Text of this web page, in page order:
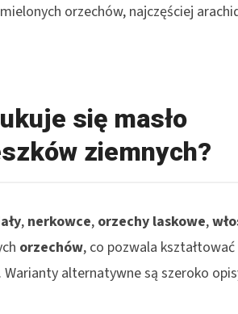
orzechów, najczęściej
się masło
ziemnych?
, nerkowce, orzechy laskowe,
orzechów, co pozwala
alternatywne są szeroko